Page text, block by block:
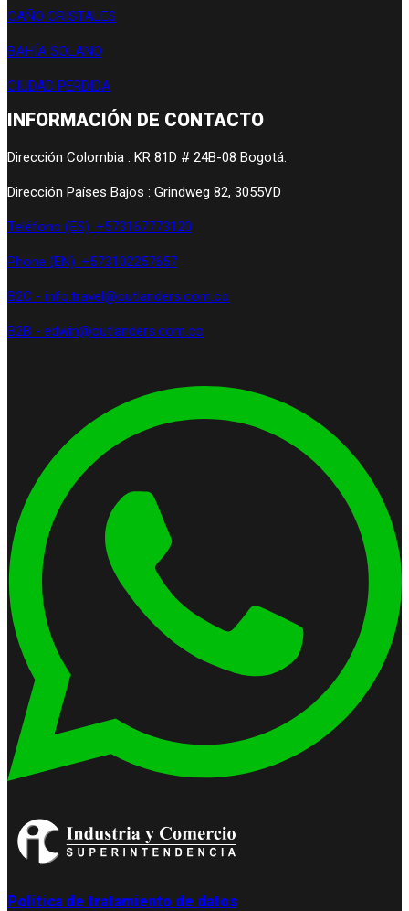
CAÑO CRISTALES
BAHÍA SOLANO
CIUDAD PERDIDA
INFORMACIÓN DE CONTACTO
Dirección Colombia : KR 81D # 24B-08 Bogotá.
Dirección Países Bajos : Grindweg 82, 3055VD
Teléfono (ES): +573167773120
Phone (EN): +573102257657
B2C - info.travel@outlanders.com.co
B2B - edwin@outlanders.com.co
Política de tratamiento de datos